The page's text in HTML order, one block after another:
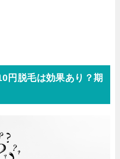
円脱毛は効果あり？期